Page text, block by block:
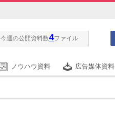
今週の公開資料数4ファイル
ノウハウ資料 広告媒体資料